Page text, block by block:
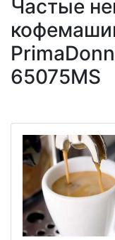
Частые
65075MS